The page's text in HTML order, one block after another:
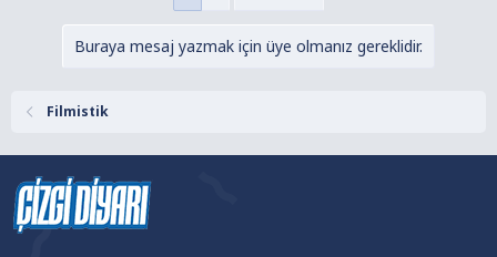
Buraya mesaj yazmak için üye olmanız gereklidir.
Filmistik